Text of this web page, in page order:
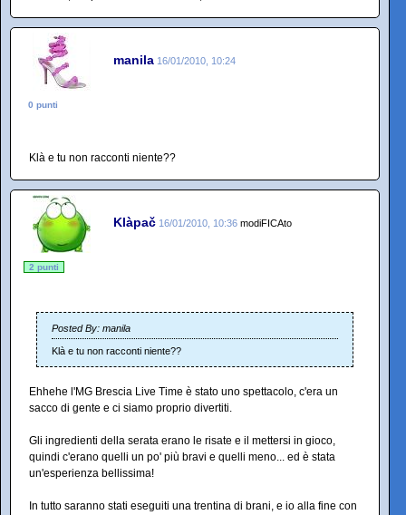
manila 16/01/2010, 10:24
0 punti
Klà e tu non racconti niente??
Klàpač 16/01/2010, 10:36 modiFICAto
2 punti
Posted By: manila
Klà e tu non racconti niente??
Ehhehe l'MG Brescia Live Time è stato uno spettacolo, c'era un
sacco di gente e ci siamo proprio divertiti.
Gli ingredienti della serata erano le risate e il mettersi in gioco,
quindi c'erano quelli un po' più bravi e quelli meno... ed è stata
un'esperienza bellissima!
In tutto saranno stati eseguiti una trentina di brani, e io alla fine con